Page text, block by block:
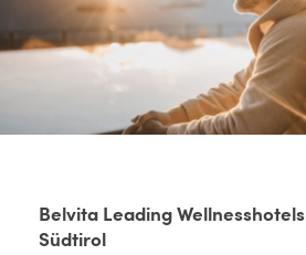
Belvita Leading Wellnesshotels
Südtirol